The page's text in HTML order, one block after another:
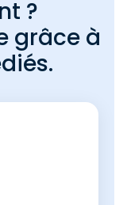
?
grâce à